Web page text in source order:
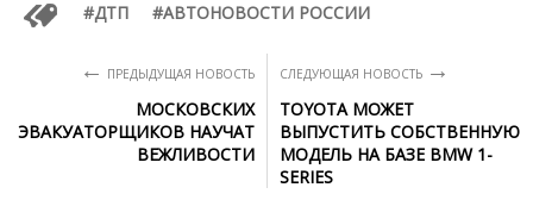
ДТП АВТОНОВОСТИ РОССИИ
← ПРЕДЫДУЩАЯ НОВОСТЬ
МОСКОВСКИХ
ЭВАКУАТОРЩИКОВ НАУЧАТ
ВЕЖЛИВОСТИ
СЛЕДУЮЩАЯ НОВОСТЬ →
TOYOTA МОЖЕТ
ВЫПУСТИТЬ СОБСТВЕННУЮ
МОДЕЛЬ НА БАЗЕ BMW 1-
SERIES